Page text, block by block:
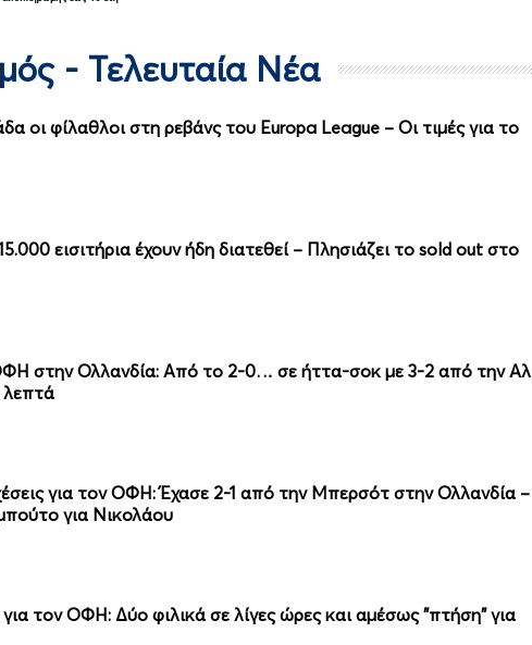
- Τελευταία Νέα
οι φίλαθλοι στη ρεβάνς του Europa League – Οι τιμές για το
εισιτήρια έχουν ήδη διατεθεί – Πλησιάζει το sold out στο
στην Ολλανδία: Από το 2-0… σε ήττα-σοκ με 3-2 από την Αλ
λεπτά
για τον ΟΦΗ: Έχασε 2-1 από την Μπερσότ στην Ολλανδία –
για Νικολάου
τον ΟΦΗ: Δύο φιλικά σε λίγες ώρες και αμέσως "πτήση" για